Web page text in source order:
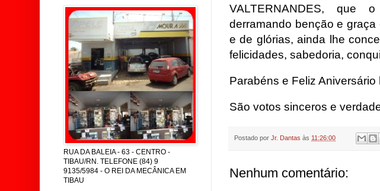
VALTERNANDES, que
derramando benção e graça
e de glórias, ainda lhe
felicidades, sabedoria,
Parabéns e Feliz
São votos sinceros e
Postado por Jr. Dantas às 11:26:00
Nenhum comentário:
RUA DA BALEIA - 63 - CENTRO -
TIBAU/RN. TELEFONE (84) 9
9135/5984 - O REI DA MECÂNICA EM
TIBAU